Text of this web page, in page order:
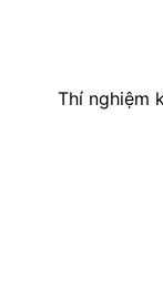
Thí nghiệm